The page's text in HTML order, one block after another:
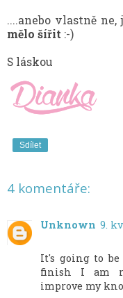
....anebo vlastně ne,
mělo šířit :-)
S láskou
Sdílet
4 komentáře:
Unknown 9.
It's going to be
finish I am
improve my